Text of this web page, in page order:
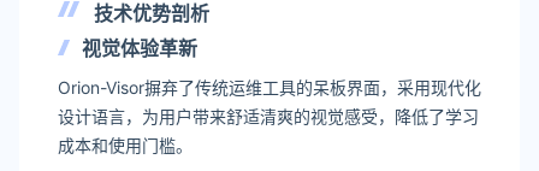
技术优势剖析
视觉体验革新
Orion-Visor摒弃了传统运维工具的呆板界面，采用现代化
设计语言，为用户带来舒适清爽的视觉感受，降低了学习
成本和使用门槛。